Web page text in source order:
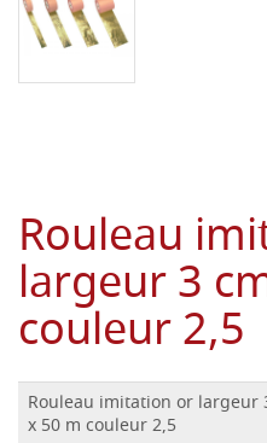
Rouleau
largeur 3
couleur 2,5
Rouleau imitation or largeur
x 50 m couleur 2,5